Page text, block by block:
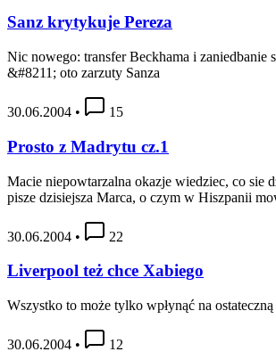
Sanz krytykuje Pereza
Nic nowego: transfer Beckhama i zaniedbanie
&#8211; oto zarzuty Sanza
30.06.2004 • 15
Prosto z Madrytu cz.1
Macie niepowtarzalna okazje wiedziec, co sie
pisze dzisiejsza Marca, o czym w Hiszpanii
30.06.2004 • 22
Liverpool też chce Xabiego
Wszystko to może tylko wpłynąć na ostateczną
30.06.2004 • 12